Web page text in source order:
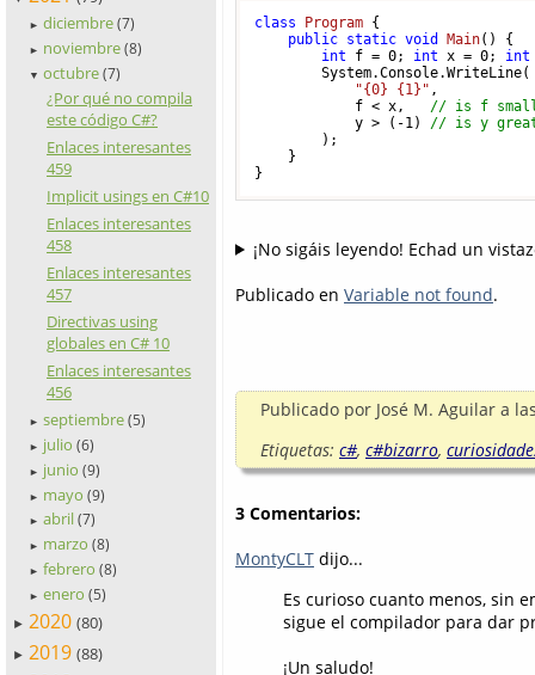
► diciembre (7)
► noviembre (8)
▼ octubre (7)
¿Por qué no compila
este código C#?
Enlaces interesantes
459
Implicit usings en C#10
Enlaces interesantes
458
Enlaces interesantes
457
Directivas using
globales en C# 10
Enlaces interesantes
456
► septiembre (5)
► julio (6)
► junio (9)
► mayo (9)
► abril (7)
► marzo (8)
► febrero (8)
► enero (5)
► 2020 (80)
► 2019 (88)
class Program {
public static void Main()
{
int f = 0; int x = 0; int
        System.Console.WriteLine(
"{0} {1}" ,
            f < x,
// is f
            y > (
-1) // is y
        );
    }
}
¡No sigáis leyendo! Echad un
Publicado en Variable not found.
Publicado por José M. Aguilar a
Etiquetas: c#, c#bizarro,
3 Comentarios:
MontyCLT dijo...
Es curioso cuanto menos, sin
sigue el compilador para dar
¡Un saludo!